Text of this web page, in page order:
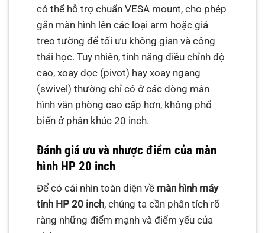
có thể hỗ trợ chuẩn VESA mount, cho phép
gắn màn hình lên các loại arm hoặc giá
treo tường để tối ưu không gian và công
thái học. Tuy nhiên, tính năng điều chỉnh độ
cao, xoay dọc (pivot) hay xoay ngang
(swivel) thường chỉ có ở các dòng màn
hình văn phòng cao cấp hơn, không phổ
biến ở phân khúc 20 inch.
Đánh giá ưu và nhược điểm của màn
hình HP 20 inch
Để có cái nhìn toàn diện về màn hình máy
tính HP 20 inch, chúng ta cần phân tích rõ
ràng những điểm mạnh và điểm yếu của